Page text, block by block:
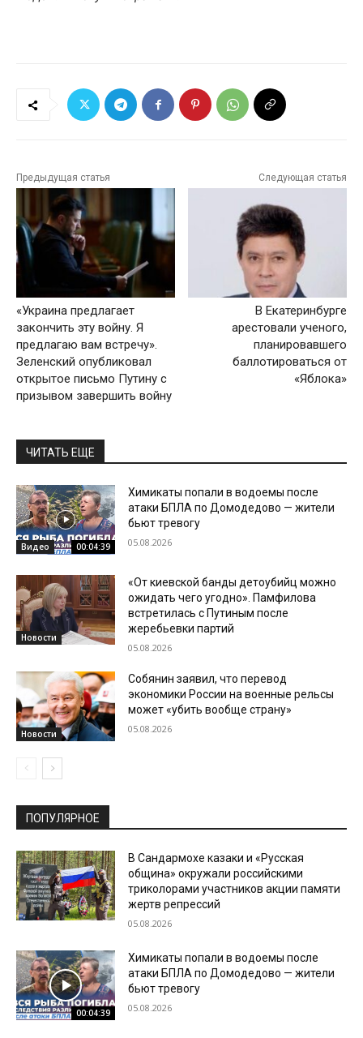
Предыдущая статья
«Украина предлагает
закончить эту войну. Я
предлагаю вам встречу».
Зеленский опубликовал
открытое письмо Путину с
призывом завершить войну
Следующая статья
В Екатеринбурге
арестовали ученого,
планировавшего
баллотироваться от
«Яблока»
ЧИТАТЬ ЕЩЕ
Видео 00:04:39
Химикаты попали в водоемы после
атаки БПЛА по Домодедово — жители
бьют тревогу
05.08.2026
Новости
«От киевской банды детоубийц можно
ожидать чего угодно». Памфилова
встретилась с Путиным после
жеребьевки партий
05.08.2026
Новости
Собянин заявил, что перевод
экономики России на военные рельсы
может «убить вообще страну»
05.08.2026
ПОПУЛЯРНОЕ
В Сандармохе казаки и «Русская
община» окружали российскими
триколорами участников акции памяти
жертв репрессий
05.08.2026
00:04:39
Химикаты попали в водоемы после
атаки БПЛА по Домодедово — жители
бьют тревогу
05.08.2026